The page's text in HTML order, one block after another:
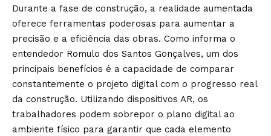
Durante a fase de construção, a realidade aumentada
oferece ferramentas poderosas para aumentar a
precisão e a eficiência das obras. Como informa o
entendedor Romulo dos Santos Gonçalves, um dos
principais benefícios é a capacidade de comparar
constantemente o projeto digital com o progresso real
da construção. Utilizando dispositivos AR, os
trabalhadores podem sobrepor o plano digital ao
ambiente físico para garantir que cada elemento